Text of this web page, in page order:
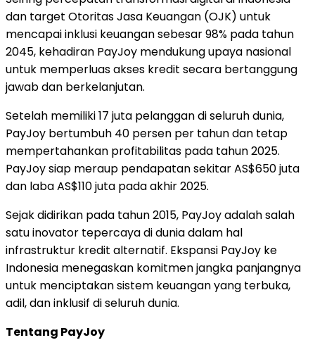
dan target Otoritas Jasa Keuangan (OJK) untuk
mencapai inklusi keuangan sebesar 98% pada tahun
2045, kehadiran PayJoy mendukung upaya nasional
untuk memperluas akses kredit secara bertanggung
jawab dan berkelanjutan.
Setelah memiliki 17 juta pelanggan di seluruh dunia,
PayJoy bertumbuh 40 persen per tahun dan tetap
mempertahankan profitabilitas pada tahun 2025.
PayJoy siap meraup pendapatan sekitar AS$650 juta
dan laba AS$110 juta pada akhir 2025.
Sejak didirikan pada tahun 2015, PayJoy adalah salah
satu inovator tepercaya di dunia dalam hal
infrastruktur kredit alternatif. Ekspansi PayJoy ke
Indonesia menegaskan komitmen jangka panjangnya
untuk menciptakan sistem keuangan yang terbuka,
adil, dan inklusif di seluruh dunia.
Tentang PayJoy